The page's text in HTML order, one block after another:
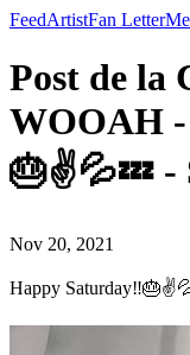
FeedArtistFan Letter
Post de la
WOOAH
🎂✌️💦💤 -
Nov 20, 2021
Happy